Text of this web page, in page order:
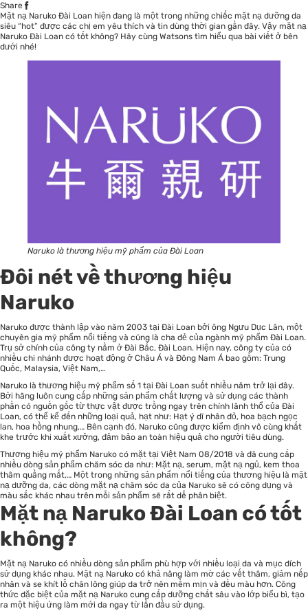
Share
Mặt nạ Naruko Đài Loan hiện đang là một trong những chiếc mặt nạ dưỡng da
siêu “hot” được các chị em yêu thích và tin dùng thời gian gần đây. Vậy mặt nạ
Naruko Đài Loan có tốt không? Hãy cùng Watsons tìm hiểu qua bài viết ở bên
dưới nhé!
Naruko là thương hiệu mỹ phẩm của Đài Loan
Đôi nét về thương hiệu
Naruko
Naruko được thành lập vào năm 2003 tại Đài Loan bởi ông Ngưu Dục Lân, một
chuyên gia mỹ phẩm nổi tiếng và cũng là cha đẻ của ngành mỹ phẩm Đài Loan.
Trụ sở chính của công ty nằm ở Đài Bắc, Đài Loan. Hiện nay, công ty của có
nhiều chi nhánh được hoạt động ở Châu Á và Đông Nam Á bao gồm: Trung
Quốc, Malaysia, Việt Nam,…
Naruko là thương hiệu mỹ phẩm số 1 tại Đài Loan suốt nhiều năm trở lại đây.
Bởi hãng luôn cung cấp những sản phẩm chất lượng và sử dụng các thành
phần có nguồn gốc từ thực vật được trồng ngay trên chính lãnh thổ của Đài
Loan, có thể kể đến những loại quả, hạt như: Hạt ý dĩ nhân đỏ, hoa bạch ngọc
lan, hoa hồng nhung,… Bên cạnh đó, Naruko cũng được kiểm định vô cùng khắt
khe trước khi xuất xưởng, đảm bảo an toàn hiệu quả cho người tiêu dùng.
Thương hiệu mỹ phẩm Naruko có mặt tại Việt Nam 08/2018 và đã cung cấp
nhiều dòng sản phẩm chăm sóc da như: Mặt nạ, serum, mặt nạ ngủ, kem thoa
thâm quầng mắt,… Một trong những sản phẩm nổi tiếng của thương hiệu là mặt
nạ dưỡng da, các dòng mặt nạ chăm sóc da của Naruko sẽ có công dụng và
màu sắc khác nhau trên mỗi sản phẩm sẽ rất dễ phân biệt.
Mặt nạ Naruko Đài Loan có tốt
không?
Mặt nạ Naruko có nhiều dòng sản phẩm phù hợp với nhiều loại da và mục đích
sử dụng khác nhau. Mặt nạ Naruko có khả năng làm mờ các vết thâm, giảm nếp
nhăn và se khít lỗ chân lông giúp da trở nên mềm mịn và đều màu hơn. Công
thức đặc biệt của mặt nạ Naruko cung cấp dưỡng chất sâu vào lớp biểu bì, tạo
ra một hiệu ứng làm mới da ngay từ lần đầu sử dụng.